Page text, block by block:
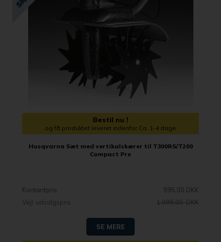
Bestil nu !
og få produktet leveret indenfor Ca. 1-4 dage
Husqvarna Sæt med vertikalskærer til T300RS/T200
Compact Pro
Kontantpris
995,00 DKK
Vejl. udsalgspris
1.099,00 DKK
SE MERE